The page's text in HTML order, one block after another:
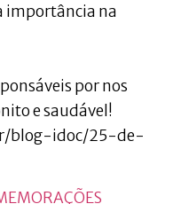
importância na
por nos
e saudável!
blog-idoc/25-de-